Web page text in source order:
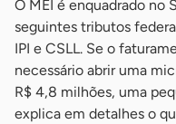
O MEI é enquadrado no
seguintes tributos
IPI e CSLL. Se o
necessário abrir uma
R$ 4,8 milhões, uma
explica em detalhes o